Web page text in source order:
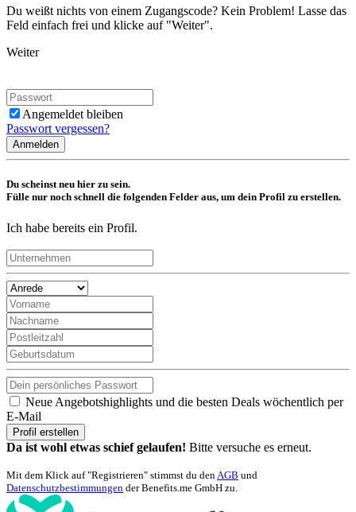
Du weißt nichts von einem Zugangscode? Kein Problem! Lasse das
Feld einfach frei und klicke auf "Weiter".
Weiter
Angemeldet bleiben
Passwort vergessen?
Anmelden
Du scheinst neu hier zu sein.
Fülle nur noch schnell die folgenden Felder aus, um dein Profil zu erstellen.
Ich habe bereits ein Profil.
Neue Angebotshighlights und die besten Deals wöchentlich per
E-Mail
Profil erstellen
Da ist wohl etwas schief gelaufen! Bitte versuche es erneut.
Mit dem Klick auf "Registrieren" stimmst du denAGB und
Datenschutzbestimmungen der Benefits.me GmbH zu.